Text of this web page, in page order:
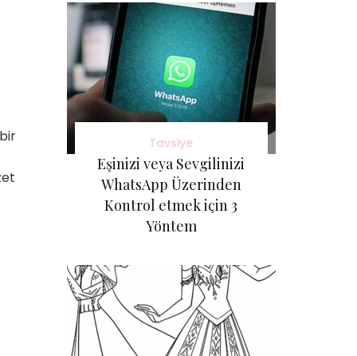
Tavsiye
Eşinizi veya Sevgilinizi
WhatsApp Üzerinden
Kontrol etmek için 3
Yöntem